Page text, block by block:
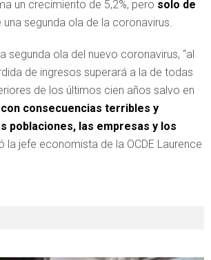
un crecimiento de 5,2%, pero solo de
segunda ola de la coronavirus.
segunda ola del nuevo coronavirus, “al
de ingresos superará a la de todas
de los últimos cien años salvo en
con consecuencias terribles y
poblaciones, las empresas y los
la jefe economista de la OCDE Laurence